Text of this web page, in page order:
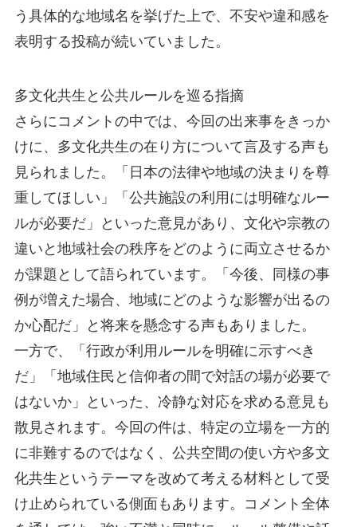
う具体的な地域名を挙げた上で、不安や違和感を
表明する投稿が続いていました。
多文化共生と公共ルールを巡る指摘
さらにコメントの中では、今回の出来事をきっか
けに、多文化共生の在り方について言及する声も
見られました。「日本の法律や地域の決まりを尊
重してほしい」「公共施設の利用には明確なルー
ルが必要だ」といった意見があり、文化や宗教の
違いと地域社会の秩序をどのように両立させるか
が課題として語られています。「今後、同様の事
例が増えた場合、地域にどのような影響が出るの
か心配だ」と将来を懸念する声もありました。
一方で、「行政が利用ルールを明確に示すべき
だ」「地域住民と信仰者の間で対話の場が必要で
はないか」といった、冷静な対応を求める意見も
散見されます。今回の件は、特定の立場を一方的
に非難するのではなく、公共空間の使い方や多文
化共生というテーマを改めて考える材料として受
け止められている側面もあります。コメント全体